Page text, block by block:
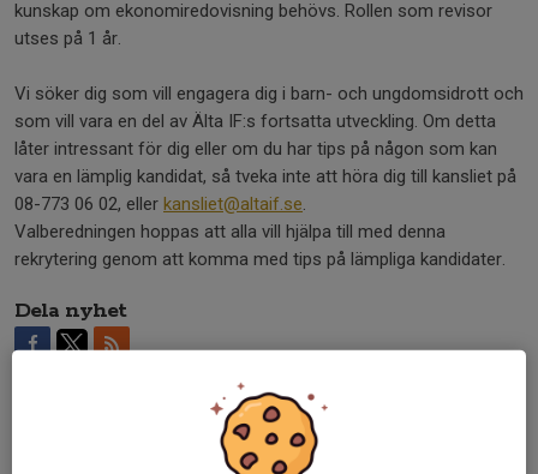
kunskap om ekonomiredovisning behövs. Rollen som revisor
utses på 1 år.
Vi söker dig som vill engagera dig i barn- och ungdomsidrott och
som vill vara en del av Älta IF:s fortsatta utveckling. Om detta
låter intressant för dig eller om du har tips på någon som kan
vara en lämplig kandidat, så tveka inte att höra dig till kansliet på
08-773 06 02, eller kansliet@altaif.se.
Valberedningen hoppas att alla vill hjälpa till med denna
rekrytering genom att komma med tips på lämpliga kandidater.
Dela nyhet